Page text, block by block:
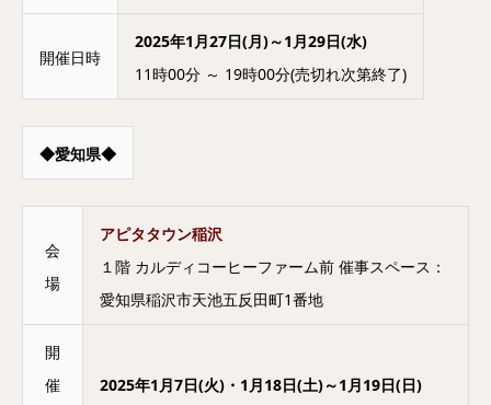
開催日時
2025年1月27日(月)～1月29日(水)
11時00分 ～ 19時00分(売切れ次第終了)
◆愛知県◆
会
場
アピタタウン稲沢
１階 カルディコーヒーファーム前 催事スペース：
愛知県稲沢市天池五反田町1番地
開
催
2025年1月7日(火)・1月18日(土)～1月19日(日)